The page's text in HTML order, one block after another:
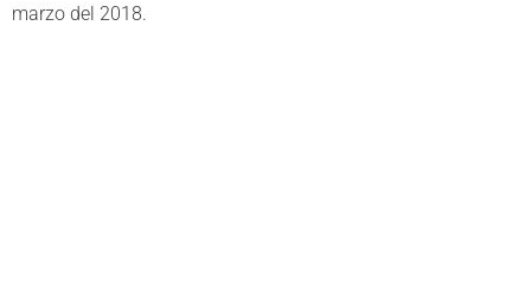
marzo del 2018.